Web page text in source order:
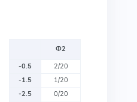
Ф2
-0.5
2/20
-1.5
1/20
-2.5
0/20